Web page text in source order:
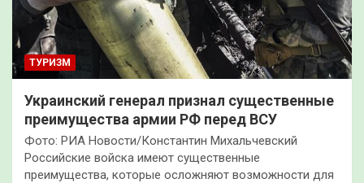
ТУРИЗМ
Украинский генерал признал существенные
преимущества армии РФ перед ВСУ
Фото: РИА Новости/Константин Михальчевский
Российские войска имеют существенные
преимущества, которые осложняют возможности для